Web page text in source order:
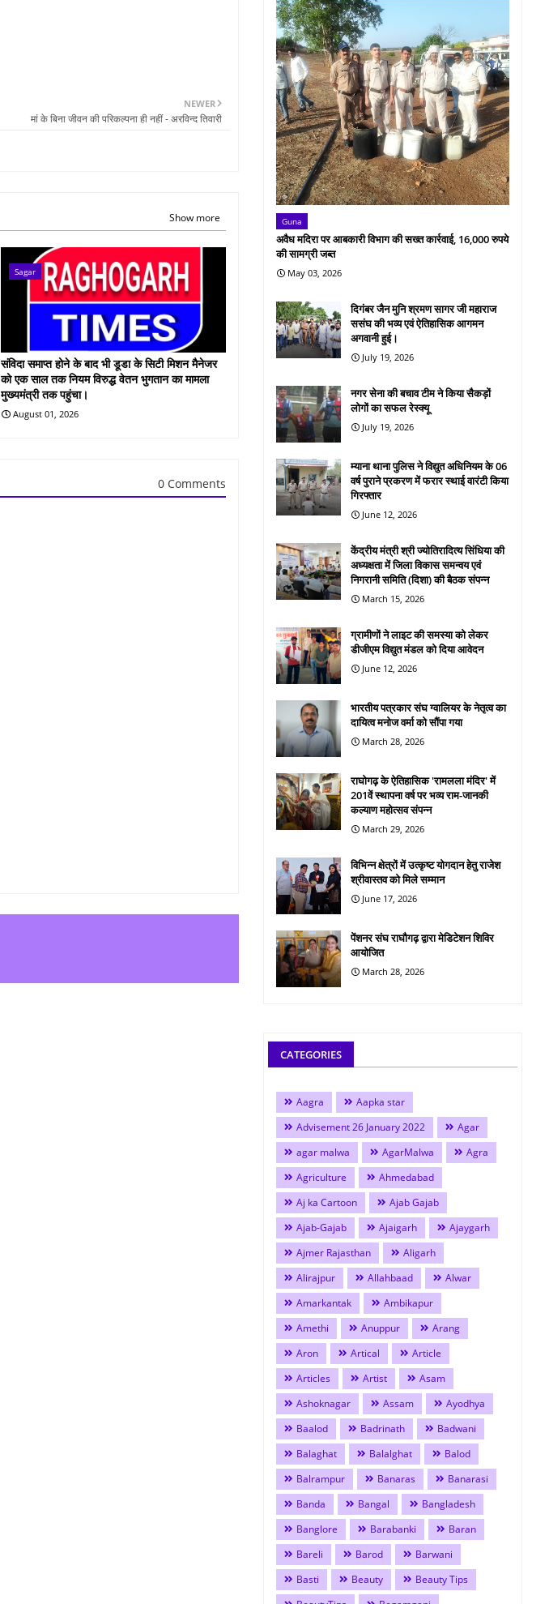
NEWER
मां के बिना जीवन की परिकल्पना ही नहीं - अरविन्द तिवारी
Show more
Sagar
संविदा समाप्त होने के बाद भी डूडा के सिटी मिशन मैनेजर
को एक साल तक नियम विरुद्ध वेतन भुगतान का मामला
मुख्यमंत्री तक पहुंचा।
August 01, 2026
0 Comments
Guna
अवैध मदिरा पर आबकारी विभाग की सख्त कार्रवाई, 16,000 रुपये
की सामग्री जब्त
May 03, 2026
दिगंबर जैन मुनि श्रमण सागर जी महाराज
ससंघ की भव्य एवं ऐतिहासिक आगमन
अगवानी हुई।
July 19, 2026
नगर सेना की बचाव टीम ने किया सैकड़ों
लोगों का सफल रेस्क्यू
July 19, 2026
म्याना थाना पुलिस ने विद्युत अधिनियम के 06
वर्ष पुराने प्रकरण में फरार स्थाई वारंटी किया
गिरफ्तार
June 12, 2026
केंद्रीय मंत्री श्री ज्योतिरादित्य सिंधिया की
अध्यक्षता में जिला विकास समन्वय एवं
निगरानी समिति (दिशा) की बैठक संपन्न
March 15, 2026
ग्रामीणों ने लाइट की समस्या को लेकर
डीजीएम विद्युत मंडल को दिया आवेदन
June 12, 2026
भारतीय पत्रकार संघ ग्वालियर के नेतृत्व का
दायित्व मनोज वर्मा को सौंपा गया
March 28, 2026
राघोगढ़ के ऐतिहासिक 'रामलला मंदिर' में
201वें स्थापना वर्ष पर भव्य राम-जानकी
कल्याण महोत्सव संपन्न
March 29, 2026
विभिन्न क्षेत्रों में उत्कृष्ट योगदान हेतु राजेश
श्रीवास्तव को मिले सम्मान
June 17, 2026
पेंशनर संघ राघौगढ़ द्वारा मेडिटेशन शिविर
आयोजित
March 28, 2026
CATEGORIES
Aagra
Aapka star
Advisement 26 January 2022
Agar
agar malwa
AgarMalwa
Agra
Agriculture
Ahmedabad
Aj ka Cartoon
Ajab Gajab
Ajab-Gajab
Ajaigarh
Ajaygarh
Ajmer Rajasthan
Aligarh
Alirajpur
Allahbaad
Alwar
Amarkantak
Ambikapur
Amethi
Anuppur
Arang
Aron
Artical
Article
Articles
Artist
Asam
Ashoknagar
Assam
Ayodhya
Baalod
Badrinath
Badwani
Balaghat
Balalghat
Balod
Balrampur
Banaras
Banarasi
Banda
Bangal
Bangladesh
Banglore
Barabanki
Baran
Bareli
Barod
Barwani
Basti
Beauty
Beauty Tips